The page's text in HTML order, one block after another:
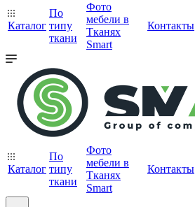
Каталог
По
типу
ткани
Фото
мебели в
Тканях
Smart
Контакты
Каталог
По
типу
ткани
Фото
мебели в
Тканях
Smart
Контакты